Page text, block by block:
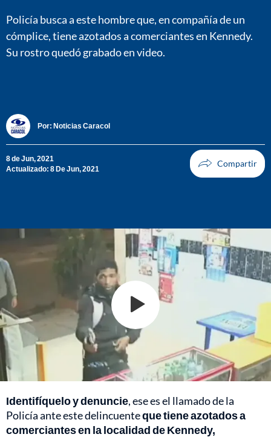
Policía busca a este hombre que, en compañía de un
cómplice, tiene azotados a comerciantes en Kennedy.
Su rostro quedó grabado en video.
Por: Noticias Caracol
8 de Jun, 2021
Actualizado: 8 De Jun, 2021
Identifíquelo y denuncie, ese es el llamado de la
Policía ante este delincuenteque tiene azotados a
comerciantes en la localidad de Kennedy,